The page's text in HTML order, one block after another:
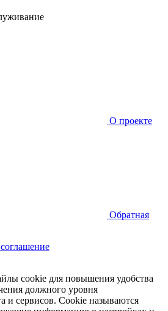
О проекте
Обратная
cookie для повышения удобства
должного уровня
и сервисов. Cookie называются